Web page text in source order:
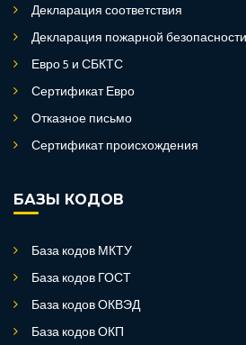
Декларация соответствия
Декларация пожарной безопасности
Евро 5 и СБКТС
Сертификат Евро
Отказное письмо
Сертификат происхождения
БАЗЫ КОДОВ
База кодов МКТУ
База кодов ГОСТ
База кодов ОКВЭД
База кодов ОКП